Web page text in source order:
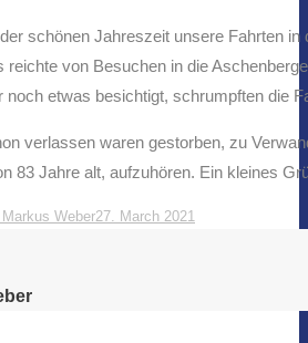
schönen Jahreszeit unsere Fahrten
von Besuchen in die
noch etwas besichtigt, schrumpften die
verlassen waren gestorben, zu
83 Jahre alt, aufzuhören. Ein kleines
Markus Weber27. March 2021